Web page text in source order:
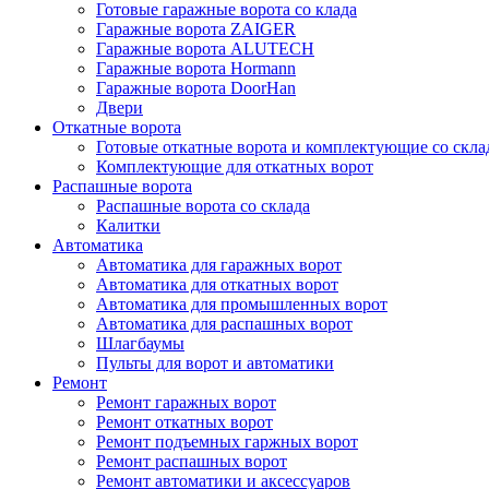
Готовые гаражные ворота со клада
Гаражные ворота ZAIGER
Гаражные ворота ALUTECH
Гаражные ворота Hormann
Гаражные ворота DoorHan
Двери
Откатные ворота
Готовые откатные ворота и комплектующие со
Комплектующие для откатных ворот
Распашные ворота
Распашные ворота со склада
Калитки
Автоматика
Автоматика для гаражных ворот
Автоматика для откатных ворот
Автоматика для промышленных ворот
Автоматика для распашных ворот
Шлагбаумы
Пульты для ворот и автоматики
Ремонт
Ремонт гаражных ворот
Ремонт откатных ворот
Ремонт подъемных гаржных ворот
Ремонт распашных ворот
Ремонт автоматики и аксессуаров